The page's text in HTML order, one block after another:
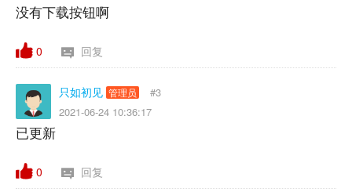
没有下载按钮啊
0 回复
只如初见 管理员
#3
2021-06-24 10:36:17
已更新
0 回复